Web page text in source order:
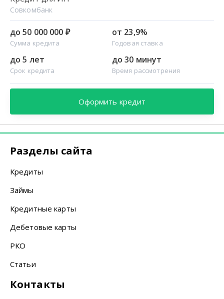
Совкомбанк
до 50 000 000 ₽
Сумма кредита
от 23,9%
Годовая ставка
до 5 лет
Срок кредита
до 30 минут
Время рассмотрения
Оформить кредит
Разделы сайта
Кредиты
Займы
Кредитные карты
Дебетовые карты
РКО
Статьи
Контакты